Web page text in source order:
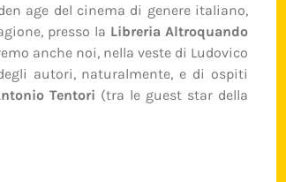
age del cinema di genere italiano,
presso la Libreria Altroquando
anche noi, nella veste di Ludovico
autori, naturalmente, e di ospiti
Tentori (tra le guest star della